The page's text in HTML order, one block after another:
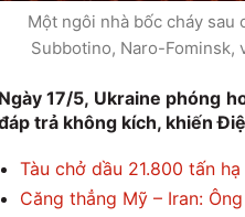
Một ngôi nhà bốc cháy sau
Subbotino, Naro-Fominsk,
Ngày 17/5, Ukraine phóng
trả không kích, khiến
Tàu chở dầu 21.800 tấn
Căng thẳng Mỹ – Iran: